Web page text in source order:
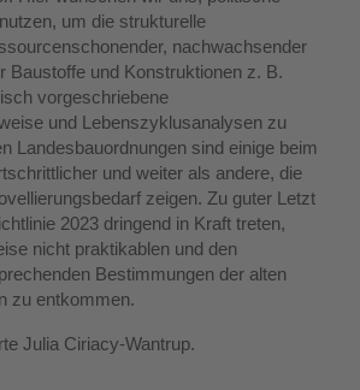
um die strukturelle
nachwachsender
Baustoffe und Konstruktionen z. B.
vorgeschriebene
und Lebenszyklusanalysen zu
Landesbauordnungen sind einige beim
und weiter als andere, die
zeigen. Zu guter Letzt
2023 dringend in Kraft treten,
nicht praktikablen und den
Bestimmungen der alten
zu entkommen.
Julia Ciriacy-Wantrup.